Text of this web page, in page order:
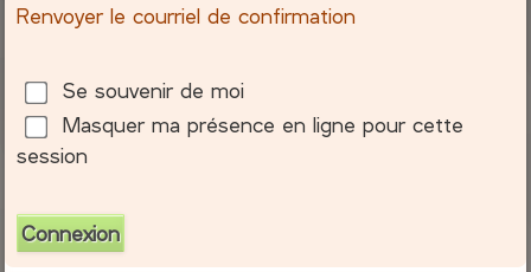
Renvoyer le courriel de confirmation
Se souvenir de moi
Masquer ma présence en ligne pour cette
session